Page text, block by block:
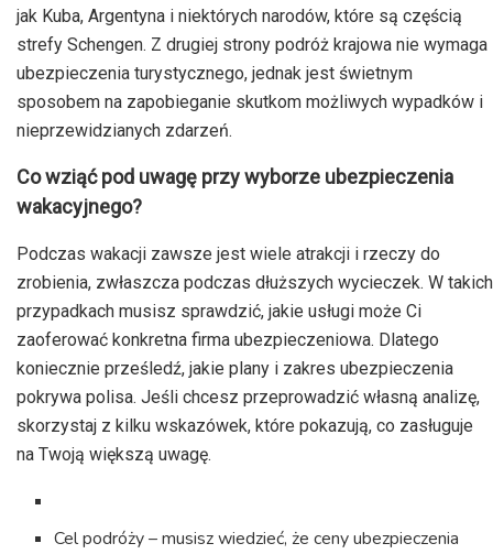
jak Kuba, Argentyna i niektórych narodów, które są częścią
strefy Schengen. Z drugiej strony podróż krajowa nie wymaga
ubezpieczenia turystycznego, jednak jest świetnym
sposobem na zapobieganie skutkom możliwych wypadków i
nieprzewidzianych zdarzeń.
Co wziąć pod uwagę przy wyborze ubezpieczenia
wakacyjnego?
Podczas wakacji zawsze jest wiele atrakcji i rzeczy do
zrobienia, zwłaszcza podczas dłuższych wycieczek. W takich
przypadkach musisz sprawdzić, jakie usługi może Ci
zaoferować konkretna firma ubezpieczeniowa. Dlatego
koniecznie prześledź, jakie plany i zakres ubezpieczenia
pokrywa polisa. Jeśli chcesz przeprowadzić własną analizę,
skorzystaj z kilku wskazówek, które pokazują, co zasługuje
na Twoją większą uwagę.
Cel podróży – musisz wiedzieć, że ceny ubezpieczenia